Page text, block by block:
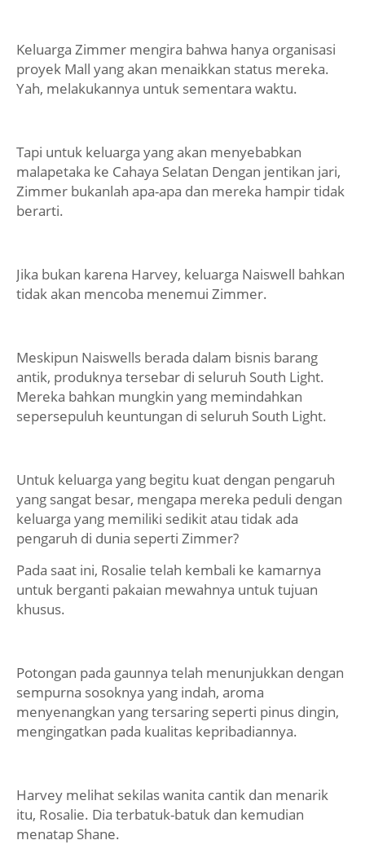
Keluarga Zimmer mengira bahwa hanya organisasi
proyek Mall yang akan menaikkan status mereka.
Yah, melakukannya untuk sementara waktu.
Tapi untuk keluarga yang akan menyebabkan
malapetaka ke Cahaya Selatan Dengan jentikan jari,
Zimmer bukanlah apa-apa dan mereka hampir tidak
berarti.
Jika bukan karena Harvey, keluarga Naiswell bahkan
tidak akan mencoba menemui Zimmer.
Meskipun Naiswells berada dalam bisnis barang
antik, produknya tersebar di seluruh South Light.
Mereka bahkan mungkin yang memindahkan
sepersepuluh keuntungan di seluruh South Light.
Untuk keluarga yang begitu kuat dengan pengaruh
yang sangat besar, mengapa mereka peduli dengan
keluarga yang memiliki sedikit atau tidak ada
pengaruh di dunia seperti Zimmer?
Pada saat ini, Rosalie telah kembali ke kamarnya
untuk berganti pakaian mewahnya untuk tujuan
khusus.
Potongan pada gaunnya telah menunjukkan dengan
sempurna sosoknya yang indah, aroma
menyenangkan yang tersaring seperti pinus dingin,
mengingatkan pada kualitas kepribadiannya.
Harvey melihat sekilas wanita cantik dan menarik
itu, Rosalie. Dia terbatuk-batuk dan kemudian
menatap Shane.